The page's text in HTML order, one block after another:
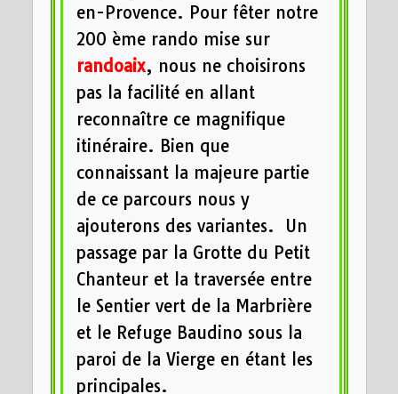
en-Provence. Pour fêter notre
200 ème rando mise sur
randoaix, nous ne choisirons
pas la facilité en allant
reconnaître ce magnifique
itinéraire. Bien que
connaissant la majeure partie
de ce parcours nous y
ajouterons des variantes. Un
passage par la Grotte du Petit
Chanteur et la traversée entre
le Sentier vert de la Marbrière
et le Refuge Baudino sous la
paroi de la Vierge en étant les
principales.